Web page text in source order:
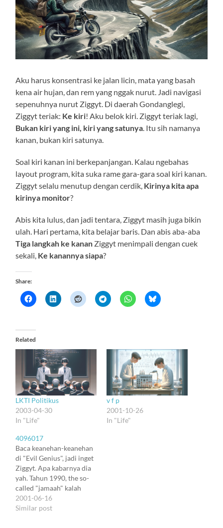
Aku harus konsentrasi ke jalan licin, mata yang basah
kena air hujan, dan rem yang nggak nurut. Jadi navigasi
sepenuhnya nurut Ziggyt. Di daerah Gondanglegi,
Ziggyt teriak: Ke kiri! Aku belok kiri. Ziggyt teriak lagi,
Bukan kiri yang ini, kiri yang satunya. Itu sih namanya
kanan, bukan kiri satunya.
Soal kiri kanan ini berkepanjangan. Kalau ngebahas
layout program, kita suka rame gara-gara soal kiri kanan.
Ziggyt selalu menutup dengan cerdik, Kirinya kita apa
kirinya monitor?
Abis kita lulus, dan jadi tentara, Ziggyt masih juga bikin
ulah. Hari pertama, kita belajar baris. Dan abis aba-aba
Tiga langkah ke kanan Ziggyt menimpali dengan cuek
sekali, Ke kanannya siapa?
Share:
Related
LKTI Politikus
2003-04-30
In "Life"
v f p
2001-10-26
In "Life"
4096017
Baca keanehan-keanehan
di "Evil Genius", jadi inget
Ziggyt. Apa kabarnya dia
yah. Tahun 1990, the so-
called "jamaah" kalah
voting lagi di kampus. Jadi
himpunan dipegang non
2001-06-16
Similar post